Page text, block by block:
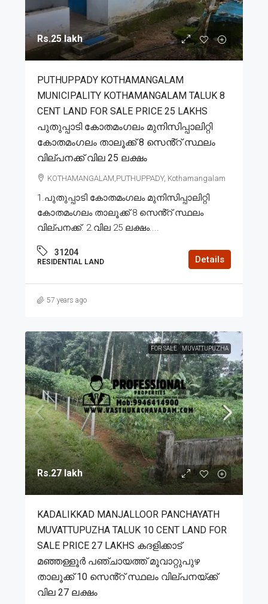
Rs.25 lakh
PUTHUPPADY KOTHAMANGALAM
MUNICIPALITY KOTHAMANGALAM TALUK 8
CENT LAND FOR SALE PRICE 25 LAKHS
പുതുപ്പാടി കോതമംഗലം മുനിസിപ്പാലിറ്റി
കോതമംഗലം താലൂക്ക് 8 സെൻ്റ് സ്ഥലം
വില്പനക്ക് വില 25 ലക്ഷം
KOTHAMANGALAM,PUTHUPPADY, Kothamangalam
1.പുതുപ്പാടി കോതമംഗലം മുനിസിപ്പാലിറ്റി
കോതമംഗലം താലൂക്ക് 8 സെൻ്റ് സ്ഥലം
വില്പനക്ക്. 2.വില 25 ലക്ഷം....
31204
RESIDENTIAL LAND Details
57 years ago
FOR SALE MUVATTUPUZHA
Rs.27 lakh
KADALIKKAD MANJALLOOR PANCHAYATH
MUVATTUPUZHA TALUK 10 CENT LAND FOR
SALE PRICE 27 LAKHS കദളിക്കാട്
മഞ്ഞള്ളൂർ പഞ്ചായത്ത് മൂവാറ്റുപുഴ
താലൂക്ക് 10 സെൻ്റ് സ്ഥലം വില്പനയ്ക്ക്
വില 27 ലക്ഷം